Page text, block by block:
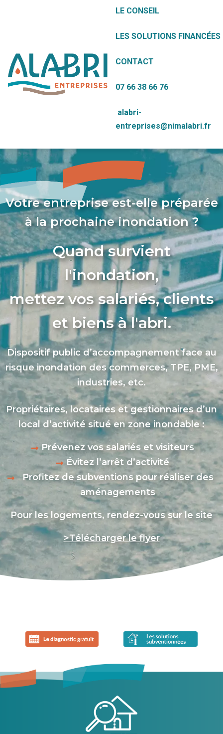
LE CONSEIL
LES SOLUTIONS FINANCÉES
CONTACT
07 66 38 66 76
alabri-
entreprises@nimalabri.fr
Votre entreprise est-elle préparée
à la prochaine inondation ?
Quand survient
l'inondation,
mettez vos salariés, clients
et biens à l'abri.
Dispositif public d’accompagnement face au
risque inondation des commerces, TPE, PME,
industries, etc.
Propriétaires, locataires et gestionnaires d’un
local d’activité situé en zone inondable :
Prévenez vos salariés et visiteurs
Évitez l’arrêt d’activité
Profitez de subventions pour réaliser des
aménagements
Pour les logements, rendez-vous sur le site
>Télécharger le flyer